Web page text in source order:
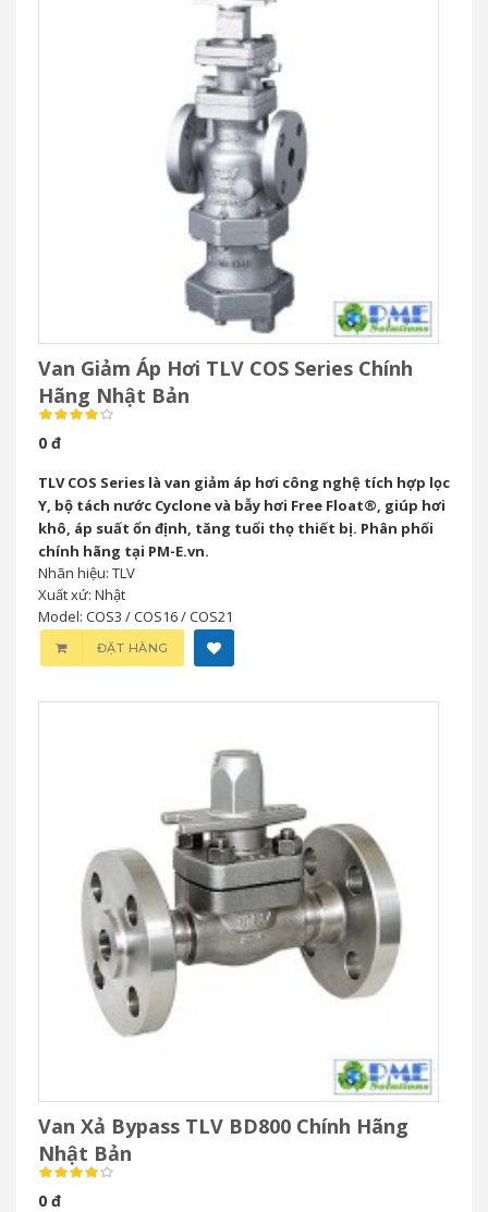
Van Giảm Áp Hơi TLV COS Series Chính
Hãng Nhật Bản
0 đ
TLV COS Series là van giảm áp hơi công nghệ tích hợp lọc
Y, bộ tách nước Cyclone và bẫy hơi Free Float®, giúp hơi
khô, áp suất ổn định, tăng tuổi thọ thiết bị. Phân phối
chính hãng tại PM-E.vn.
Nhãn hiệu: TLV
Xuất xứ: Nhật
Model: COS3 / COS16 / COS21
ĐẶT HÀNG
Van Xả Bypass TLV BD800 Chính Hãng
Nhật Bản
0 đ